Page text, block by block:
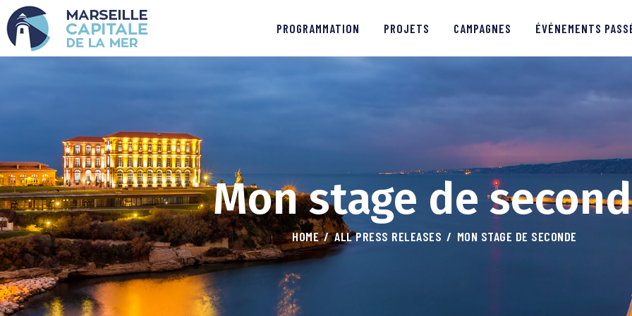
PROGRAMMATION PROJETS CAMPAGNES ÉVÉNEMENTS
Mon stage de
HOME ALL PRESS RELEASES MON STAGE DE SECONDE
PROGRAMMATION
PROJETS
ÉVÉNEMENTS PASSÉS
MÉDIAS
PARTENAIRES
CONTACTS